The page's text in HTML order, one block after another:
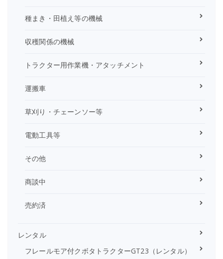
種まき・田植え等の機械
収穫関係の機械
トラクター用作業機・アタッチメント
運搬車
草刈り・チェーンソー等
電動工具等
その他
商談中
売約済
レンタル
フレールモア付クボタトラクターGT23（レンタル）